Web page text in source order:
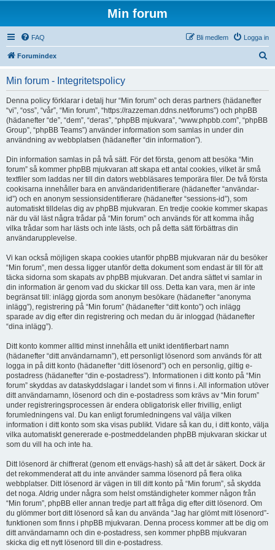
Min forum
FAQ Logga in
Bli medlem
Forumindex
Min forum - Integritetspolicy
Denna policy förklarar i detalj hur “Min forum” och deras partners (hädanefter
“vi”, “oss”, “vår”, “Min forum”, “https://razzeman.ddns.net/forums”) och phpBB
(hädanefter “de”, “dem”, “deras”, “phpBB mjukvara”, “www.phpbb.com”, “phpBB
Group”, “phpBB Teams”) använder information som samlas in under din
användning av webbplatsen (hädanefter “din information”).
Din information samlas in på två sätt. För det första, genom att besöka “Min
forum” så kommer phpBB mjukvaran att skapa ett antal cookies, vilket är små
textfiler som laddas ner till din dators webbläsares temporära filer. De två första
cookisarna innehåller bara en användaridentifierare (hädanefter “användar-
id”) och en anonym sessionsidentifierare (hädanefter “sessions-id”), som
automatiskt tilldelas dig av phpBB mjukvaran. En tredje cookie kommer skapas
när du väl läst några trådar på “Min forum” och används för att komma ihåg
vilka trådar som har lästs och inte lästs, och på detta sätt förbättras din
användarupplevelse.
Vi kan också möjligen skapa cookies utanför phpBB mjukvaran när du besöker
“Min forum”, men dessa ligger utanför detta dokument som endast är till för att
täcka sidorna som skapats av phpBB mjukvaran. Det andra sättet vi samlar in
din information är genom vad du skickar till oss. Detta kan vara, men är inte
begränsat till: inlägg gjorda som anonym besökare (hädanefter “anonyma
inlägg”), registrering på “Min forum” (hädanefter “ditt konto”) och inlägg
sparade av dig efter din registrering och medan du är inloggad (hädanefter
“dina inlägg”).
Ditt konto kommer alltid minst innehålla ett unikt identifierbart namn
(hädanefter “ditt användarnamn”), ett personligt lösenord som används för att
logga in på ditt konto (hädanefter “ditt lösenord”) och en personlig, giltig e-
postadress (hädanefter “din e-postadress”). Informationen i ditt konto på “Min
forum” skyddas av dataskyddslagar i landet som vi finns i. All information utöver
ditt användarnamn, lösenord och din e-postadress som krävs av “Min forum”
under registreringsprocessen är endera obligatorisk eller frivillig, enligt
forumledningens val. Du kan enligt forumledningens val välja vilken
information i ditt konto som ska visas publikt. Vidare så kan du, i ditt konto, välja
vilka automatiskt genererade e-postmeddelanden phpBB mjukvaran skickar ut
som du vill ha och inte ha.
Ditt lösenord är chiffrerat (genom ett envägs-hash) så att det är säkert. Dock är
det rekommenderat att du inte använder samma lösenord på flera olika
webbplatser. Ditt lösenord är vägen in till ditt konto på “Min forum”, så skydda
det noga. Aldrig under några som helst omständigheter kommer någon från
“Min forum”, phpBB eller annan tredje part att fråga dig efter ditt lösenord. Om
du glömmer bort ditt lösenord så kan du använda “Jag har glömt mitt lösenord”-
funktionen som finns i phpBB mjukvaran. Denna process kommer att be dig om
ditt användarnamn och din e-postadress, sen kommer phpBB mjukvaran
skicka dig ett nytt lösenord till din e-postadress.